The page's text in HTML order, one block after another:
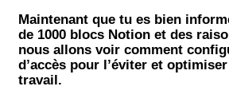
Maintenant que tu es bien
de 1000 blocs Notion et des
nous allons voir comment
d’accès pour l’éviter et
travail.